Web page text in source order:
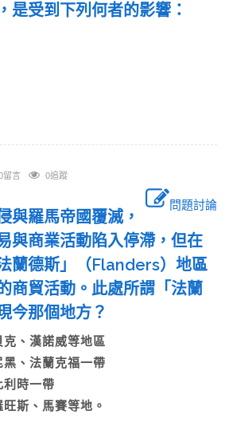
是受到下列何者的影響：
留言 0追蹤
問題討論
與羅馬帝國覆滅，
與商業活動陷入停滯，但在
蘭德斯」（Flanders）地區
商貿活動。此處所謂「法蘭
今那個地方？
克、漢諾威等地區
黑、法蘭克福一帶
利時一帶
斯、馬賽等地。